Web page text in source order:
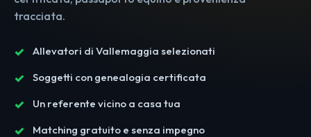
tracciata.
Allevatori di Vallemaggia selezionati
Soggetti con genealogia certificata
Un referente vicino a casa tua
Matching gratuito e senza impegno